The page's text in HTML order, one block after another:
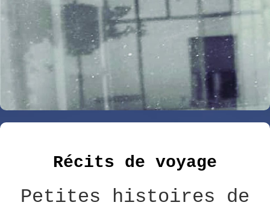
Récits de voyage
Petites histoires de